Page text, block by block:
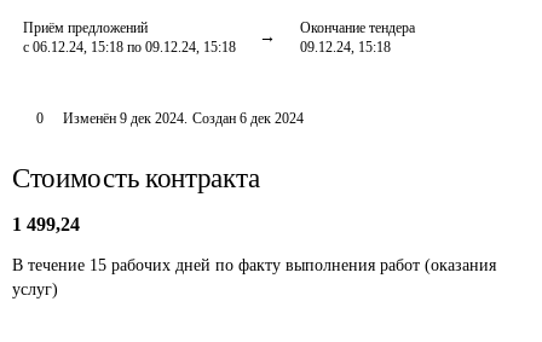
Приём предложений
с 06.12.24, 15:18 по 09.12.24, 15:18
Окончание тендера
09.12.24, 15:18
0 Изменён 9 дек 2024. Создан 6 дек 2024
Стоимость контракта
1 499,24
В течение 15 рабочих дней по факту выполнения работ (оказания
услуг)